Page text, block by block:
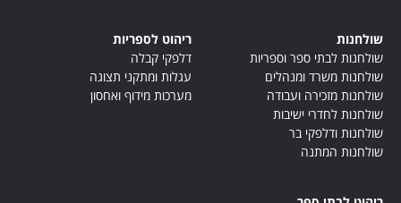
שולחנות
שולחנות לבתי ספר וספריות
שולחנות משרד ומנהלים
שולחנות מזכירה ועבודה
שולחנות לחדרי ישיבות
שולחנות ודלפקי בר
שולחנות המתנה
ריהוט לספריות
דלפקי קבלה
עגלות ומתקני תצוגה
מערכות מידוף ואחסון